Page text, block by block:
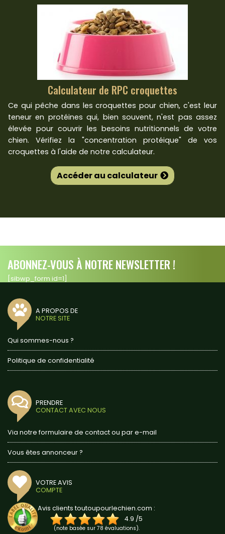
Calculateur de RPC croquettes
Ce qui pêche dans les croquettes pour chien, c'est leur
teneur en protéines qui, bien souvent, n'est pas assez
élevée pour couvrir les besoins nutritionnels de votre
chien. Vérifiez la "concentration protéique" de vos
croquettes à l'aide de notre calculateur.
Accéder au calculateur
ABONNEZ-VOUS À NOTRE NEWSLETTER !
[sibwp_form id=1]
A PROPOS DE
NOTRE SITE
Qui sommes-nous ?
Politique de confidentialité
PRENDRE
CONTACT AVEC NOUS
Via notre formulaire de contact ou par e-mail
Vous êtes annonceur ?
VOTRE AVIS
COMPTE
Avis clients toutoupourlechien.com :
4.9 /5
(note basée sur 78 évaluations).